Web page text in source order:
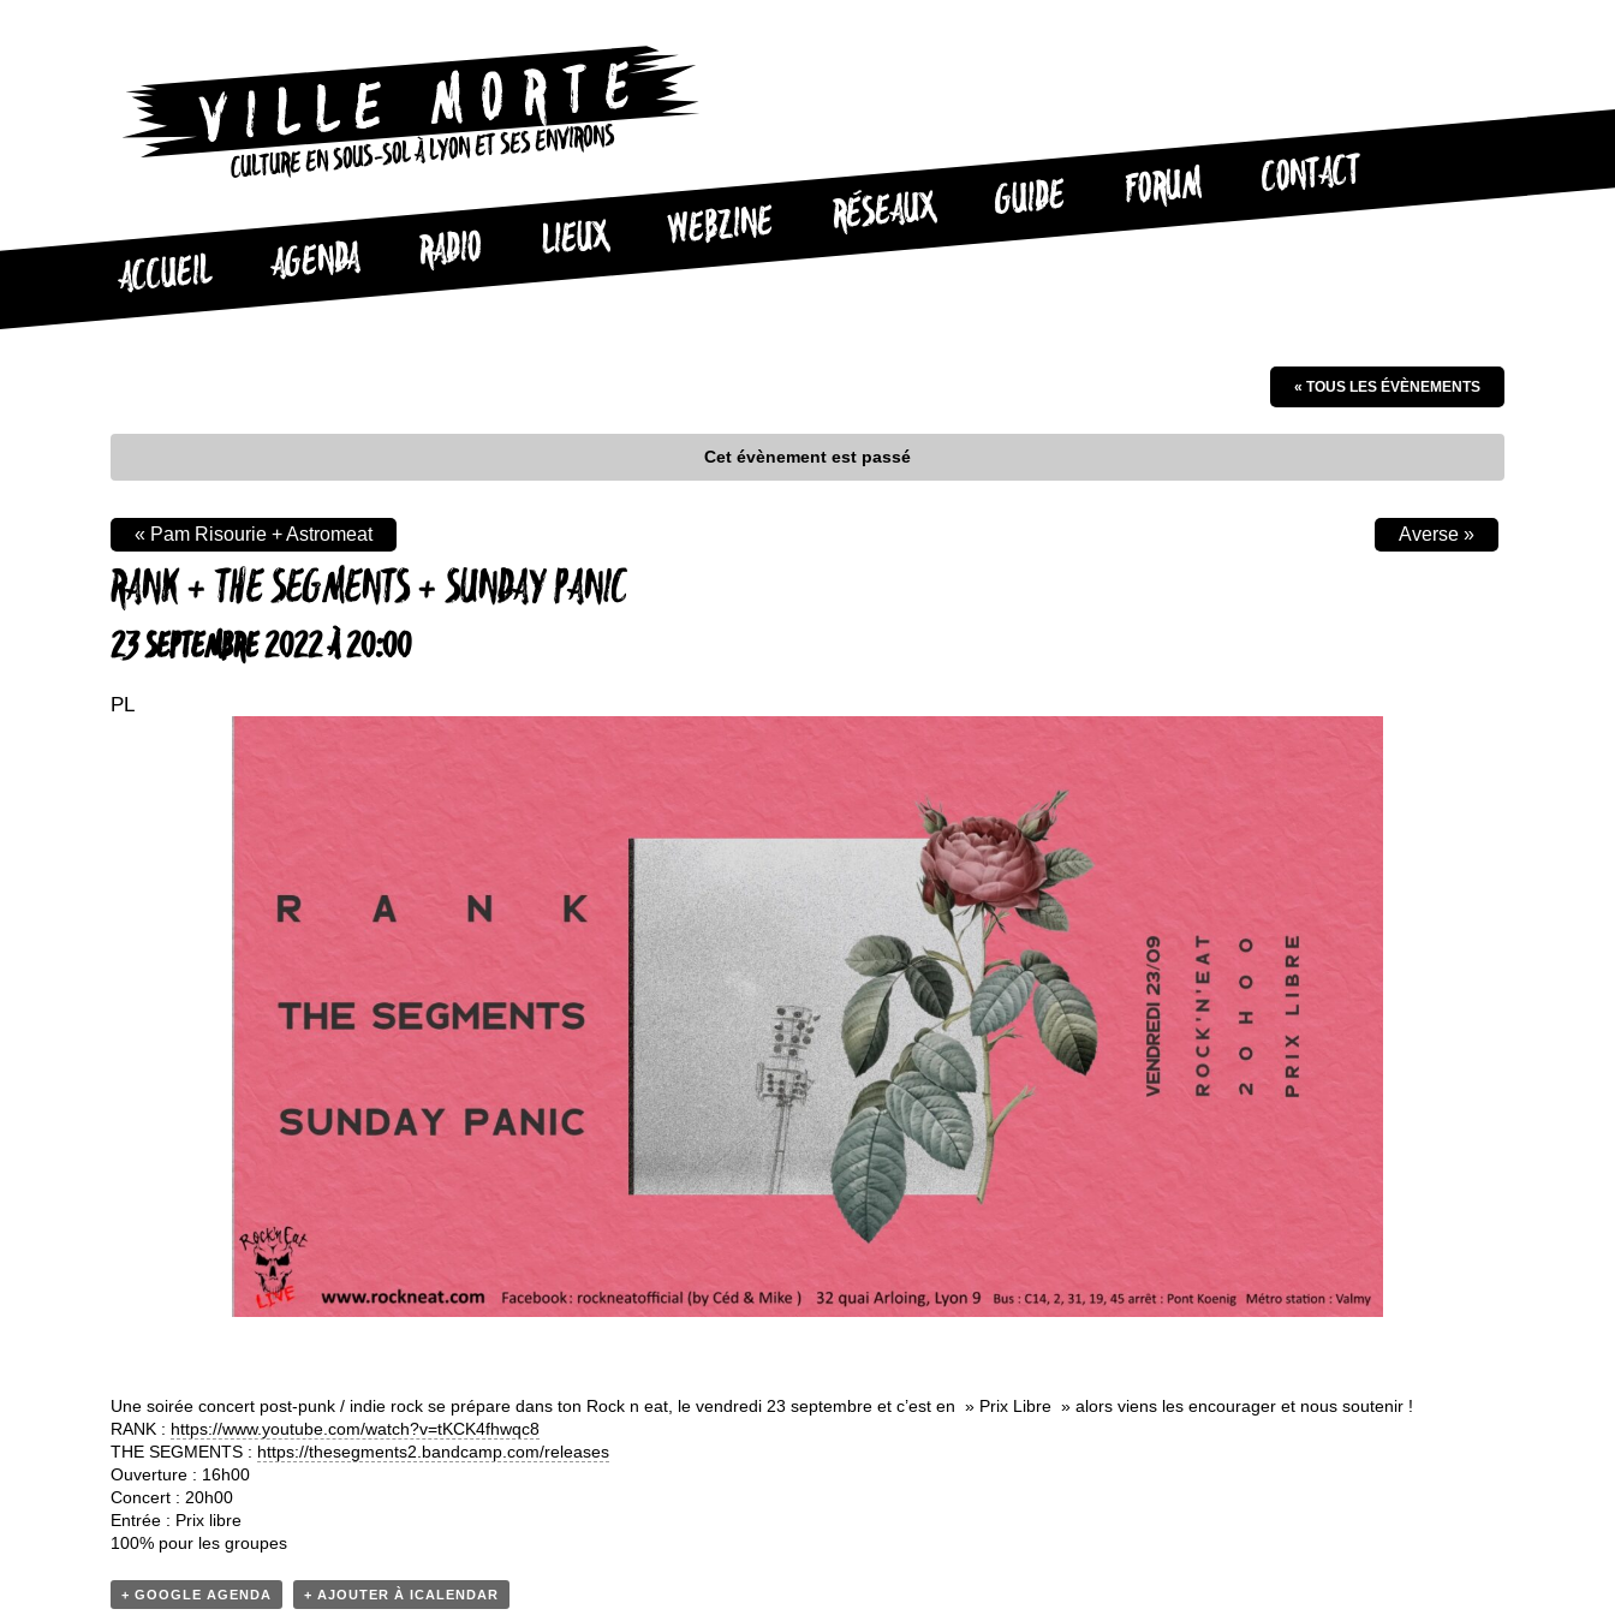
CULTURE EN SOUS-SOL À LYON ET SES ENVIRONS
ACCUEIL AGENDA RADIO LIEUX WEBZINE RÉSEAUX GUIDE FORUM CONTACT
« TOUS LES ÉVÈNEMENTS
Cet évènement est passé
RANK + THE SEGMENTS + SUNDAY PANIC
23 SEPTEMBRE 2022 À 20:00
PL
« Pam Risourie + Astromeat Averse »
Une soirée concert post-punk / indie rock se prépare dans ton Rock n eat, le vendredi 23 septembre et c’est en » Prix Libre » alors viens les encourager et nous soutenir !
RANK : https://www.youtube.com/watch?v=tKCK4fhwqc8
THE SEGMENTS : https://thesegments2.bandcamp.com/releases
Ouverture : 16h00
Concert : 20h00
Entrée : Prix libre
100% pour les groupes
+ GOOGLE AGENDA + AJOUTER À ICALENDAR